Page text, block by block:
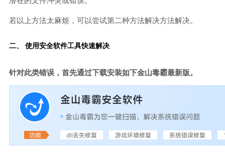
若以上方法太麻烦，可以尝试第二种方法解决方法解决。
二、 使用安全软件工具快速解决
针对此类错误，首先通过下载安装如下金山毒霸最新版。